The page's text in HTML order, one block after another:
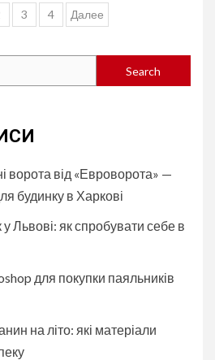
3 4 Далее
Search
ворота від «Евроворота» —
будинку в Харкові
Львові: як спробувати себе в
для покупки паяльників
на літо: які матеріали